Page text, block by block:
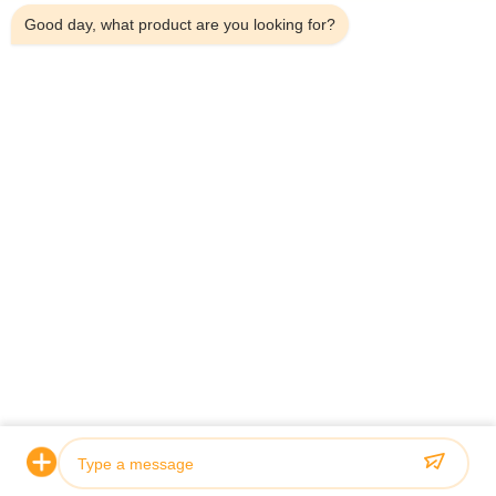
Politique de confidentialitéChine Bonne qualité Peseuse associative Le
fournisseur. 2020-2026 GUANGDONG TOUPACK INTELLIGENT
EQUIPMENT CO., LTD Tous les droits réservés.
Good day, what product are you looking for?